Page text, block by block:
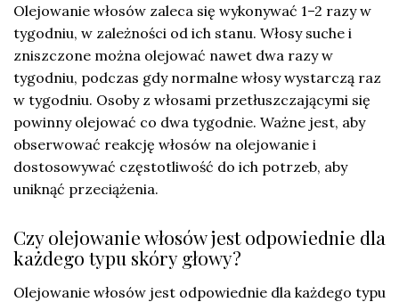
Olejowanie włosów zaleca się wykonywać 1–2 razy w
tygodniu, w zależności od ich stanu. Włosy suche i
zniszczone można olejować nawet dwa razy w
tygodniu, podczas gdy normalne włosy wystarczą raz
w tygodniu. Osoby z włosami przetłuszczającymi się
powinny olejować co dwa tygodnie. Ważne jest, aby
obserwować reakcję włosów na olejowanie i
dostosowywać częstotliwość do ich potrzeb, aby
uniknąć przeciążenia.
Czy olejowanie włosów jest odpowiednie dla
każdego typu skóry głowy?
Olejowanie włosów jest odpowiednie dla każdego typu